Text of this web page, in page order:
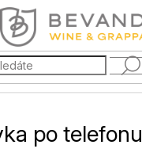
po telefonu